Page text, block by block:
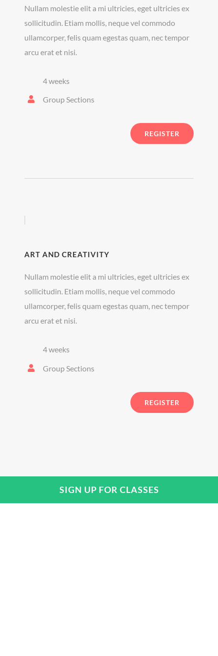
Nullam molestie elit a mi ultricies, eget ultricies ex
sollicitudin. Etiam mollis, neque vel commodo
ullamcorper, felis quam egestas quam, nec tempor
arcu erat et nisi.
4 weeks
Group Sections
REGISTER
ART AND CREATIVITY
Nullam molestie elit a mi ultricies, eget ultricies ex
sollicitudin. Etiam mollis, neque vel commodo
ullamcorper, felis quam egestas quam, nec tempor
arcu erat et nisi.
4 weeks
Group Sections
REGISTER
SIGN UP FOR CLASSES